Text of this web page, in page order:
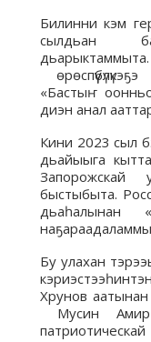
Билинни кэм
сылдьан
«Бастыҥ
диэн анал
Кини 2023 сыл
дьайыыга
быстыбыта.
дьаһалынан
Бу улахан
Хрунов
Мусин Амир